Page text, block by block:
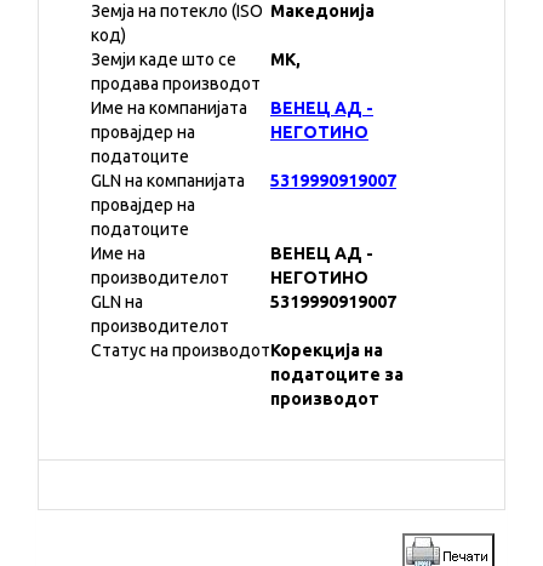
Земја на потекло (ISO
код)
Македонија
Земји каде што се
продава производот
MK,
Име на компанијата
провајдер на
податоците
ВЕНЕЦ АД -
НЕГОТИНО
GLN на компанијата
провајдер на
податоците
5319990919007
Име на
производителот
ВЕНЕЦ АД -
НЕГОТИНО
GLN на
производителот
5319990919007
Статус на производотКорекција на
податоците за
производот